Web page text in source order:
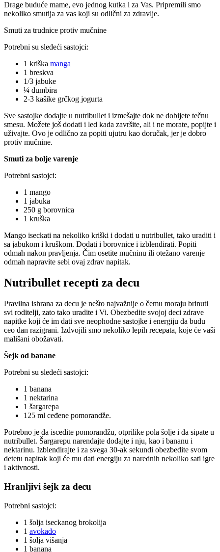
Drage buduće mame, evo jednog kutka i za Vas. Pripremili smo
nekoliko smutija za vas koji su odlični za zdravlje.
Smuti za trudnice protiv mučnine
Potrebni su sledeći sastojci:
1 kriška manga
1 breskva
1/3 jabuke
¼ đumbira
2-3 kašike grčkog jogurta
Sve sastojke dodajte u nutribullet i izmešajte dok ne dobijete tečnu
smesu. Možete još dodati i led kada završite, ali i ne morate, popijte i
uživajte. Ovo je odlično za popiti ujutru kao doručak, jer je dobro
protiv mučnine.
Smuti za bolje varenje
Potrebni sastojci:
1 mango
1 jabuka
250 g borovnica
1 kruška
Mango iseckati na nekoliko kriški i dodati u nutribullet, tako uraditi i
sa jabukom i kruškom. Dodati i borovnice i izblendirati. Popiti
odmah nakon pravljenja. Čim osetite mučninu ili otežano varenje
odmah napravite sebi ovaj zdrav napitak.
Nutribullet recepti za decu
Pravilna ishrana za decu je nešto najvažnije o čemu moraju brinuti
svi roditelji, zato tako uradite i Vi. Obezbedite svojoj deci zdrave
napitke koji će im dati sve neophodne sastojke i energiju da budu
ceo dan razigrani. Izdvojili smo nekoliko lepih recepata, koje će vaši
mališani obožavati.
Šejk od banane
Potrebni su sledeći sastojci:
1 banana
1 nektarina
1 šargarepa
125 ml ceđene pomorandže.
Potrebno je da iscedite pomorandžu, otprilike pola šolje i da sipate u
nutribullet. Šargarepu narendajte dodajte i nju, kao i bananu i
nektarinu. Izblendirajte i za svega 30-ak sekundi obezbedite svom
detetu napitak koji će mu dati energiju za narednih nekoliko sati igre
i aktivnosti.
Hranljivi šejk za decu
Potrebni sastojci:
1 šolja iseckanog brokolija
1 avokado
1 šolja višanja
1 banana